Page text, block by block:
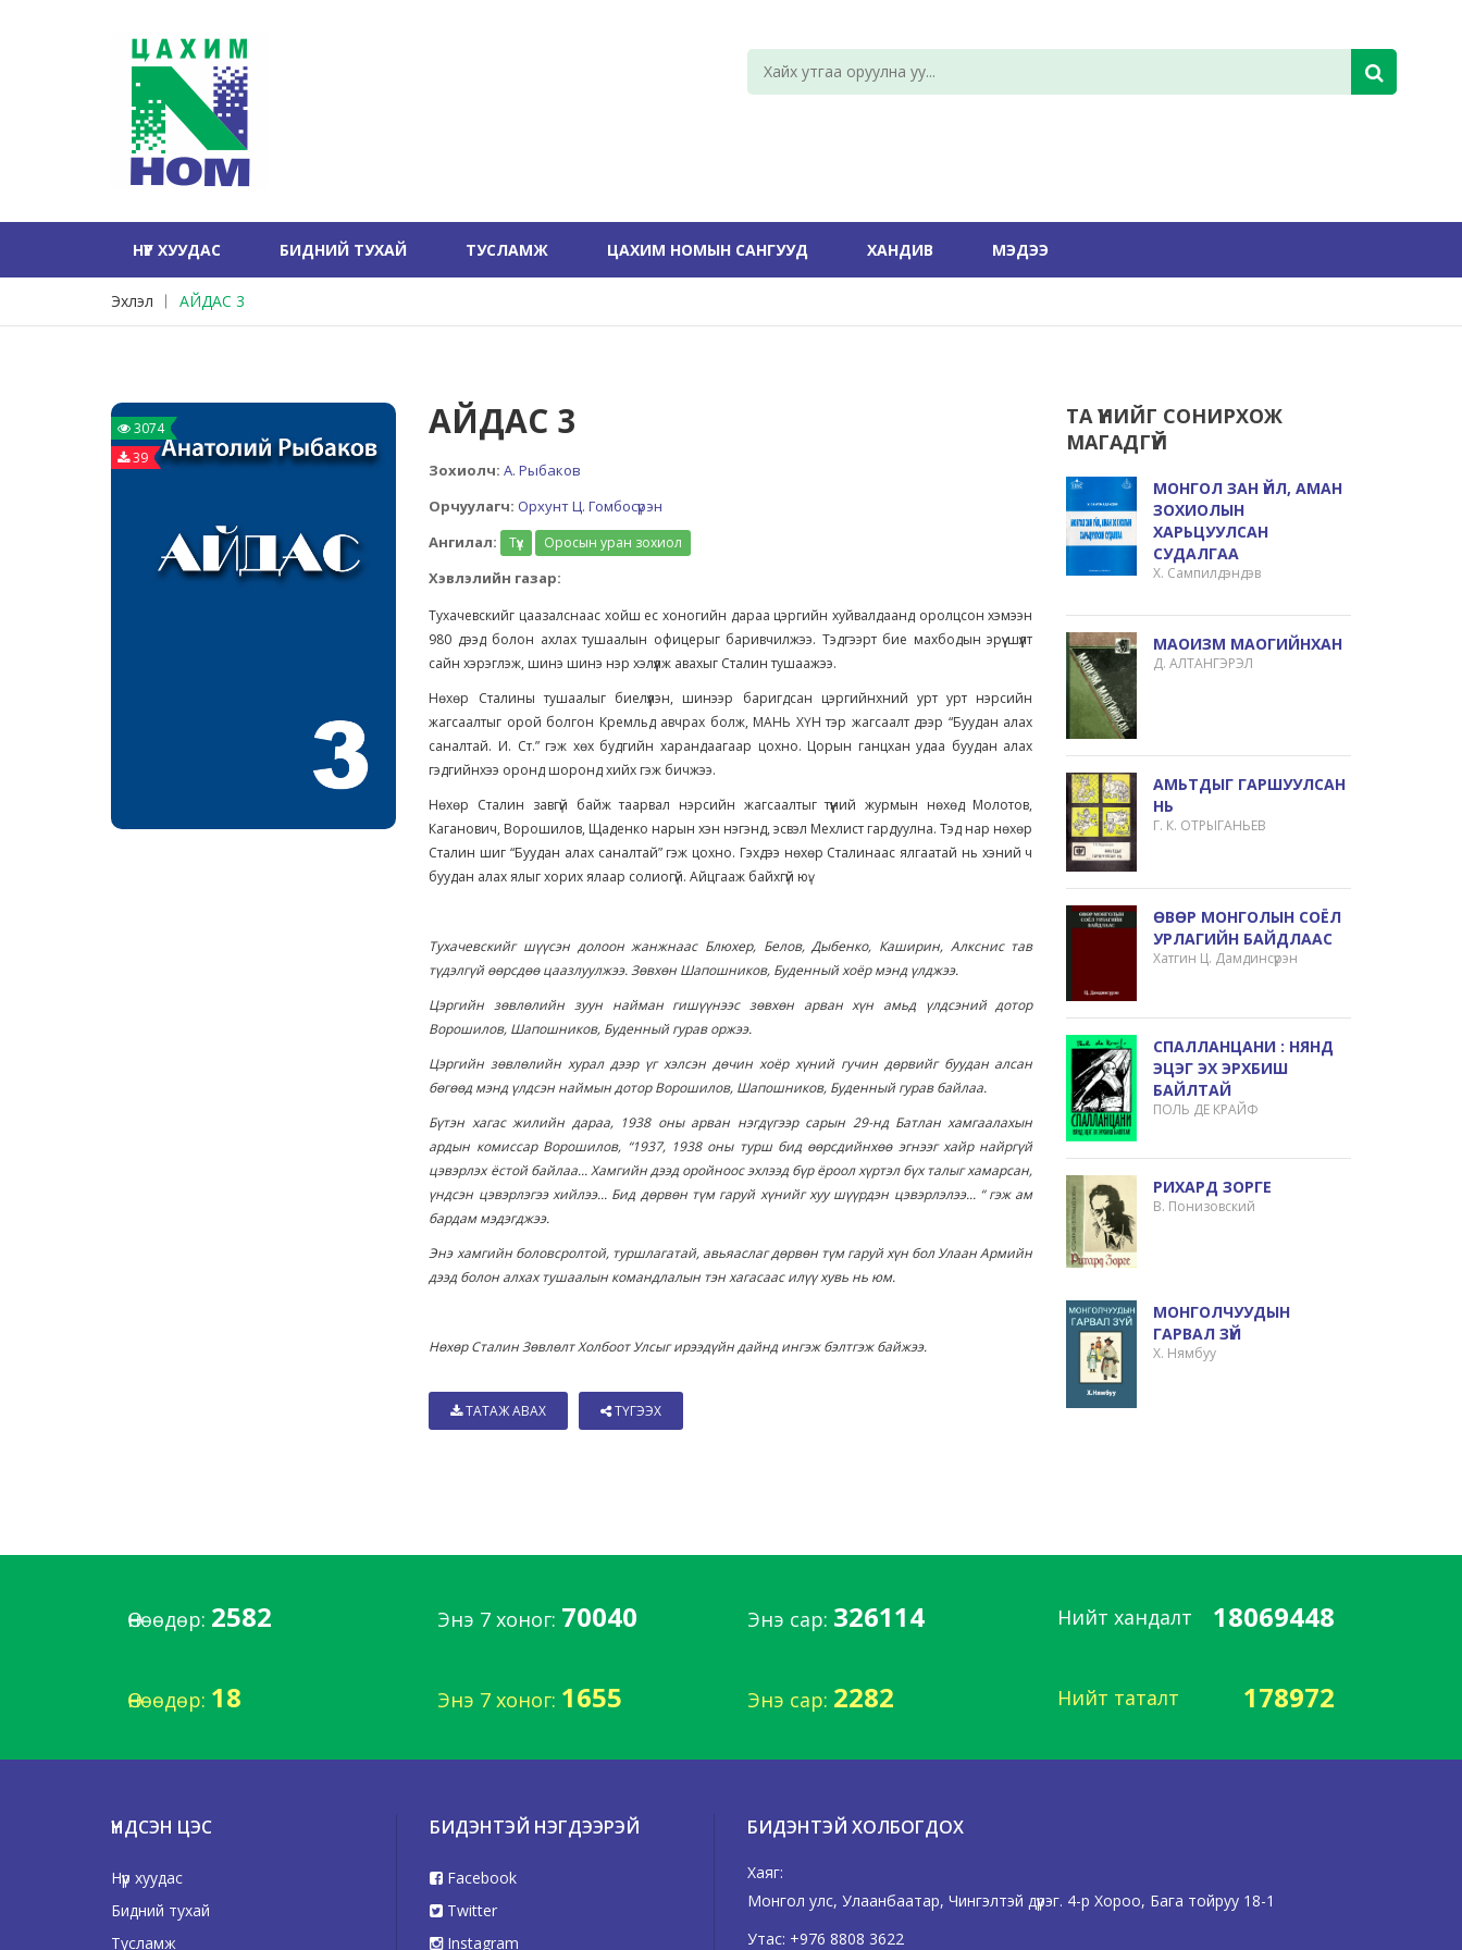
НҮҮР ХУУДАС БИДНИЙ ТУХАЙ ТУСЛАМЖ ЦАХИМ НОМЫН САНГУУД ХАНДИВ МЭДЭЭ
Эхлэл АЙДАС 3
3074
39
АЙДАС 3
Зохиолч: А. Рыбаков
Орчуулагч: Орхунт Ц. Гомбосүрэн
Ангилал:
Түүх Оросын уран зохиол
Хэвлэлийн газар:
Тухачевскийг цаазалснаас хойш ес хоногийн дараа цэргийн хуйвалдаанд оролцсон хэмээн
980 дээд болон ахлах тушаалын офицерыг баривчилжээ. Тэдгээрт бие махбодын эрүү шүүлт
сайн хэрэглэж, шинэ шинэ нэр хэлүүлж авахыг Сталин тушаажээ.
Нөхөр Сталины тушаалыг биелүүлэн, шинээр баригдсан цэргийнхний урт урт нэрсийн
жагсаалтыг орой болгон Кремльд авчрах болж, МАНЬ ХҮН тэр жагсаалт дээр “Буудан алах
саналтай. И. Ст.” гэж хөх будгийн харандаагаар цохно. Цорын ганцхан удаа буудан алах
гэдгийнхээ оронд шоронд хийх гэж бичжээ.
Нөхөр Сталин завгүй байж таарвал нэрсийн жагсаалтыг түүний журмын нөхөд Молотов,
Каганович, Ворошилов, Щаденко нарын хэн нэгэнд, эсвэл Мехлист гардуулна. Тэд нар нөхөр
Сталин шиг “Буудан алах саналтай” гэж цохно. Гэхдээ нөхөр Сталинаас ялгаатай нь хэний ч
буудан алах ялыг хорих ялаар солиогүй. Айцгааж байхгүй юү.
Тухачевскийг шүүсэн долоон жанжнаас Блюхер, Белов, Дыбенко, Каширин, Алкснис тав
түдэлгүй өөрсдөө цаазлуулжээ. Зөвхөн Шапошников, Буденный хоёр мэнд үлджээ.
Цэргийн зөвлөлийн зуун найман гишүүнээс зөвхөн арван хүн амьд үлдсэний дотор
Ворошилов, Шапошников, Буденный гурав оржээ.
Цэргийн зөвлөлийн хурал дээр үг хэлсэн дөчин хоёр хүний гучин дөрвийг буудан алсан
бөгөөд мэнд үлдсэн наймын дотор Ворошилов, Шапошников, Буденный гурав байлаа.
Бүтэн хагас жилийн дараа, 1938 оны арван нэгдүгээр сарын 29-нд Батлан хамгаалахын
ардын комиссар Ворошилов, “1937, 1938 оны турш бид өөрсдийнхөө эгнээг хайр найргүй
цэвэрлэх ёстой байлаа... Хамгийн дээд оройноос эхлээд бүр ёроол хүртэл бүх талыг хамарсан,
үндсэн цэвэрлэгээ хийлээ... Бид дөрвөн түм гаруй хүнийг хуу шүүрдэн цэвэрлэлээ... “ гэж ам
бардам мэдэгджээ.
Энэ хамгийн боловсролтой, туршлагатай, авьяаслаг дөрвөн түм гаруй хүн бол Улаан Армийн
дээд болон алхах тушаалын командлалын тэн хагасаас илүү хувь нь юм.
Нөхөр Сталин Зөвлөлт Холбоот Улсыг ирээдүйн дайнд ингэж бэлтгэж байжээ.
ТАТАЖ АВАХ ТҮГЭЭХ
ТА ҮҮНИЙГ СОНИРХОЖ
МАГАДГҮЙ
МОНГОЛ ЗАН ҮЙЛ, АМАН
ЗОХИОЛЫН
ХАРЬЦУУЛСАН
СУДАЛГАА
Х. Сампилдэндэв
МАОИЗМ МАОГИЙНХАН
Д. АЛТАНГЭРЭЛ
АМЬТДЫГ ГАРШУУЛСАН
НЬ
Г. К. ОТРЫГАНЬЕВ
ӨВӨР МОНГОЛЫН СОЁЛ
УРЛАГИЙН БАЙДЛААС
Хатгин Ц. Дамдинсүрэн
СПАЛЛАНЦАНИ : НЯНД
ЭЦЭГ ЭХ ЭРХБИШ
БАЙЛТАЙ
ПОЛЬ ДЕ КРАЙФ
РИХАРД ЗОРГЕ
В. Понизовский
МОНГОЛЧУУДЫН
ГАРВАЛ ЗҮЙ
Х. Нямбуу
Өнөөдөр: 2582 Энэ 7 хоног: 70040 Энэ сар: 326114 Нийт хандалт 18069448
Өнөөдөр: 18 Энэ 7 хоног: 1655 Энэ сар: 2282 Нийт таталт 178972
ҮНДСЭН ЦЭС
Нүүр хуудас
Бидний тухай
Тусламж
БИДЭНТЭЙ НЭГДЭЭРЭЙ
Facebook
Twitter
Instagram
БИДЭНТЭЙ ХОЛБОГДОХ
Хаяг:
Монгол улс, Улаанбаатар, Чингэлтэй дүүрэг. 4-р Хороо, Бага тойруу 18-1
Утас: +976 8808 3622